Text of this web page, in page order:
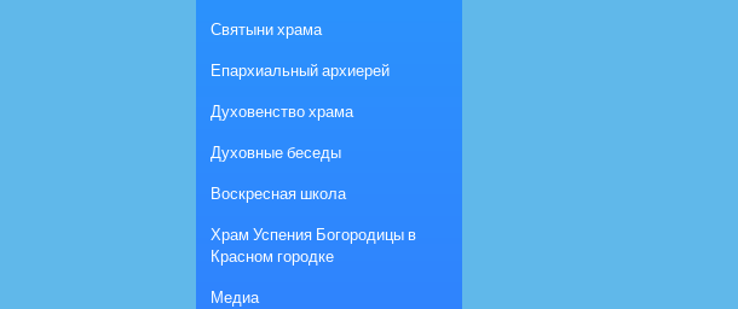
Святыни храма
Епархиальный архиерей
Духовенство храма
Духовные беседы
Воскресная школа
Храм Успения Богородицы в
Красном городке
Медиа